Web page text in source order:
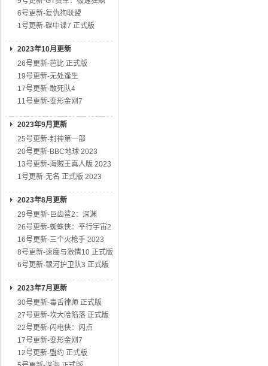
6号更新-复仇狗联盟
1号更新-碟中谍7 正式版
2023年10月更新
26号更新-芭比 正式版
19号更新-无处逢生
17号更新-敢死队4
11号更新-变形金刚7
2023年9月更新
25号更新-封神第一部
20号更新-BBC地球 2023
13号更新-海贼王真人版 2023
1号更新-无名 正式版 2023
2023年8月更新
29号更新-巨齿鲨2：深渊
26号更新-蜘蛛侠：平行宇宙2
16号更新-三个火枪手 2023
8号更新-速度与激情10 正式版
6号更新-银河护卫队3 正式版
2023年7月更新
30号更新-毒舌律师 正式版
27号更新-坎大哈陷落 正式版
22号更新-闪电侠：闪点
17号更新-变形金刚7
12号更新-盟约 正式版